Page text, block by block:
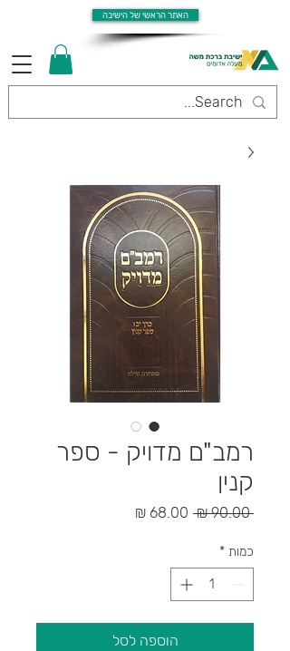
האתר הראשי של הישיבה
רמב"ם מדויק - ספר
קנין
‏90.00 ‏₪
מחיר
כמות *
הוספה לסל